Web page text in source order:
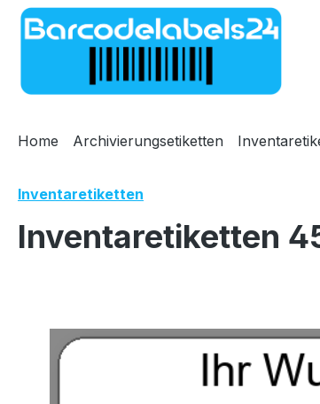
Hauptinhalt springen
Zur Suche springen
Zur Hauptnavigation springen
Home Archivierungsetiketten
Inventaretiketten
Inventaretiketten